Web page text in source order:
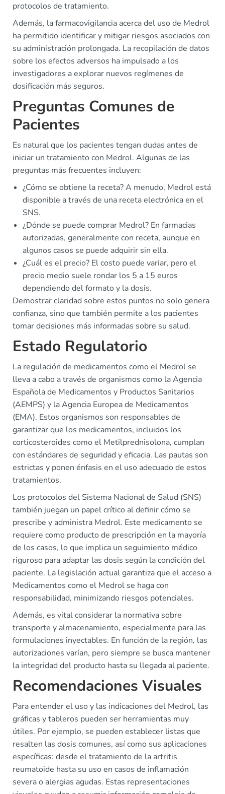
protocolos de tratamiento.
Además, la farmacovigilancia acerca del uso de Medrol
ha permitido identificar y mitigar riesgos asociados con
su administración prolongada. La recopilación de datos
sobre los efectos adversos ha impulsado a los
investigadores a explorar nuevos regímenes de
dosificación más seguros.
Preguntas Comunes de
Pacientes
Es natural que los pacientes tengan dudas antes de
iniciar un tratamiento con Medrol. Algunas de las
preguntas más frecuentes incluyen:
¿Cómo se obtiene la receta? A menudo, Medrol está
disponible a través de una receta electrónica en el
SNS.
¿Dónde se puede comprar Medrol? En farmacias
autorizadas, generalmente con receta, aunque en
algunos casos se puede adquirir sin ella.
¿Cuál es el precio? El costo puede variar, pero el
precio medio suele rondar los 5 a 15 euros
dependiendo del formato y la dosis.
Demostrar claridad sobre estos puntos no solo genera
confianza, sino que también permite a los pacientes
tomar decisiones más informadas sobre su salud.
Estado Regulatorio
La regulación de medicamentos como el Medrol se
lleva a cabo a través de organismos como la Agencia
Española de Medicamentos y Productos Sanitarios
(AEMPS) y la Agencia Europea de Medicamentos
(EMA). Estos organismos son responsables de
garantizar que los medicamentos, incluidos los
corticosteroides como el Metilprednisolona, cumplan
con estándares de seguridad y eficacia. Las pautas son
estrictas y ponen énfasis en el uso adecuado de estos
tratamientos.
Los protocolos del Sistema Nacional de Salud (SNS)
también juegan un papel crítico al definir cómo se
prescribe y administra Medrol. Este medicamento se
requiere como producto de prescripción en la mayoría
de los casos, lo que implica un seguimiento médico
riguroso para adaptar las dosis según la condición del
paciente. La legislación actual garantiza que el acceso a
Medicamentos como el Medrol se haga con
responsabilidad, minimizando riesgos potenciales.
Además, es vital considerar la normativa sobre
transporte y almacenamiento, especialmente para las
formulaciones inyectables. En función de la región, las
autorizaciones varían, pero siempre se busca mantener
la integridad del producto hasta su llegada al paciente.
Recomendaciones Visuales
Para entender el uso y las indicaciones del Medrol, las
gráficas y tableros pueden ser herramientas muy
útiles. Por ejemplo, se pueden establecer listas que
resalten las dosis comunes, así como sus aplicaciones
específicas: desde el tratamiento de la artritis
reumatoide hasta su uso en casos de inflamación
severa o alergias agudas. Estas representaciones